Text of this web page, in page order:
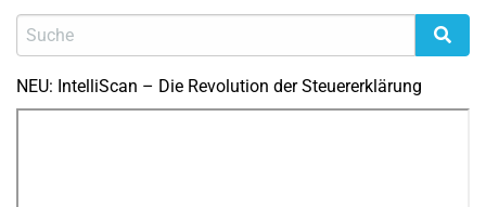
NEU: IntelliScan – Die Revolution der Steuererklärung